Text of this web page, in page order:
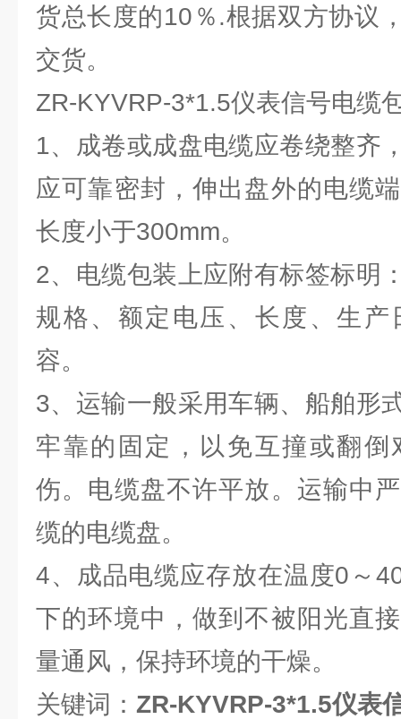
货总长度的10％.根据双方协议
交货。
ZR-KYVRP-3*1.5仪表信号电缆
1、成卷或成盘电缆应卷绕整齐
应可靠密封，伸出盘外的电缆
长度小于300mm。
2、电缆包装上应附有标签标明
规格、额定电压、长度、生产
容。
3、运输一般采用车辆、船舶形
牢靠的固定，以免互撞或翻倒
伤。电缆盘不许平放。运输中
缆的电缆盘。
4、成品电缆应存放在温度0～
下的环境中，做到不被阳光直
量通风，保持环境的干燥。
关键词： ZR-KYVRP-3*1.5仪表